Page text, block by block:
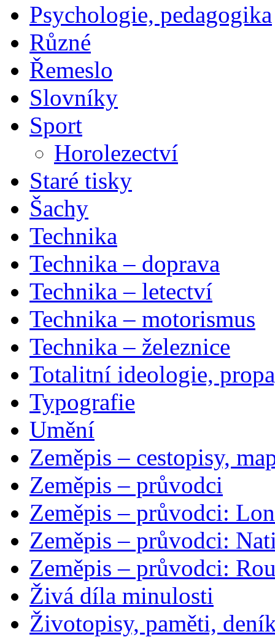
Psychologie, pedagogika
Různé
Řemeslo
Slovníky
Sport
Horolezectví
Staré tisky
Šachy
Technika
Technika – doprava
Technika – letectví
Technika – motorismus
Technika – železnice
Totalitní ideologie,
Typografie
Umění
Zeměpis – cestopisy,
Zeměpis – průvodci
Zeměpis – průvodci:
Zeměpis – průvodci:
Zeměpis – průvodci:
Živá díla minulosti
Životopisy, paměti,